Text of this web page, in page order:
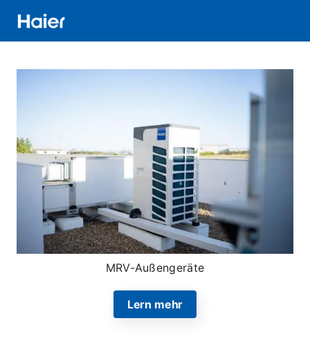
zum
Inhalt
Banner
MRV-Außengeräte
Lern mehr